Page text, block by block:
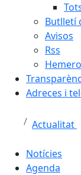
Butlletí
Avisos
Rss
Adreces i
Actualitat
Notícies
Agenda